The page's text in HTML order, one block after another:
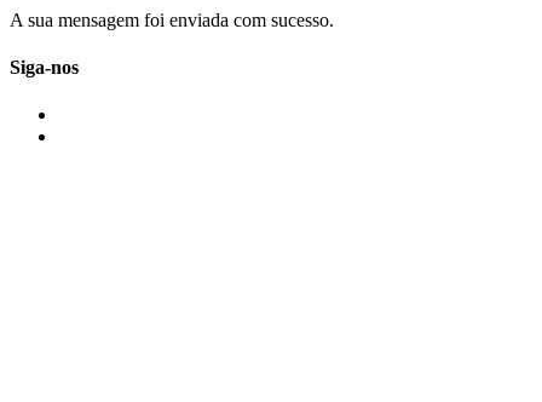
A sua mensagem foi enviada com sucesso.
Siga-nos